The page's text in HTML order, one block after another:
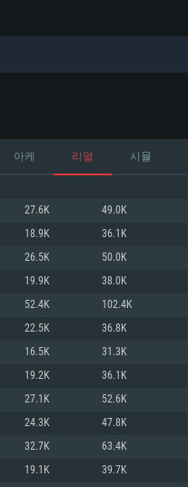
사항
Radeon 77XX / NVIDIA
은 지원하지 않습니다)
5200 (Mac), 혹은 이와 비슷한 성
해상도: 720p
드라이버를 지원하는 NVIDIA
지며 최신 그래픽 드라이버를 지
도 720p)
아케 리얼 시뮬
27.6K 49.0K
18.9K 36.1K
26.5K 50.0K
19.9K 38.0K
52.4K 102.4K
22.5K 36.8K
16.5K 31.3K
19.2K 36.1K
27.1K 52.6K
24.3K 47.8K
32.7K 63.4K
19.1K 39.7K